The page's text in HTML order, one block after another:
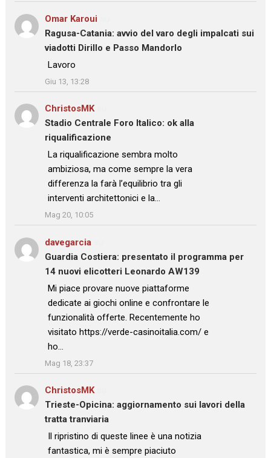
Omar Karoui
Ragusa-Catania: avvio del varo degli impalcati sui
viadotti Dirillo e Passo Mandorlo
: “Lavoro
”
Giu 13, 13:28
ChristosMKsu
Stadio Centrale Foro Italico: ok alla
riqualificazione
: “La riqualificazione sembra molto
ambiziosa, ma come sempre la vera
differenza la farà l’equilibrio tra gli
interventi architettonici e la…
”
Mag 20, 10:05
davegarcia
Guardia Costiera: presentato il programma per
14 nuovi elicotteri Leonardo AW139
: “
Mi piace provare nuove piattaforme
dedicate ai giochi online e confrontare le
funzionalità offerte. Recentemente ho
visitato https://verde-casinoitalia.com/ e
ho…
”
Mag 18, 23:37
ChristosMKsu
Trieste-Opicina: aggiornamento sui lavori della
tratta tranviaria
: “
Il ripristino di queste linee è una notizia
fantastica, mi è sempre piaciuto